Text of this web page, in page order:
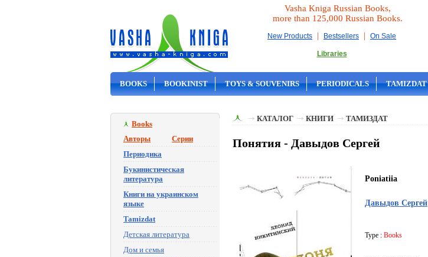
Vasha Kniga Russian Books,
more than 125,000 Russian Books.
New Products | Bestsellers | On Sale
Libraries
BOOKS BOOKINIST TOYS & SOUVENIRS PERIODICALS TAMIZDAT
Books
Авторы
Серии
Периодика
Букинистическая
литература
Книги на украинском
языке
Tamizdat
Детская литература
Дом и семья
КАТАЛОГ КНИГИ ТАМИЗДАТ
Понятия - Давыдов Сергей
Poniatiia
Давыдов Сергей
Type : Books